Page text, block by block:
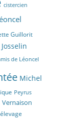
cistercien
Guillorit
Josselin
de Léoncel
Michel
Peyrus
Vernaison
élevage